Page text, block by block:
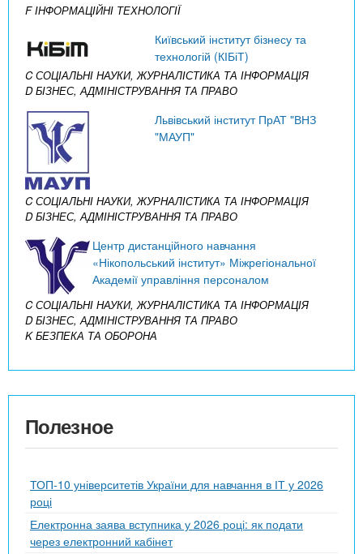
F ІНФОРМАЦІЙНІ ТЕХНОЛОГІЇ
Київський інститут бізнесу та
технологій (КІБіТ)
C СОЦІАЛЬНІ НАУКИ, ЖУРНАЛІСТИКА ТА ІНФОРМАЦІЯ
D БІЗНЕС, АДМІНІСТРУВАННЯ ТА ПРАВО
Львівський інститут ПрАТ "ВНЗ
"МАУП"
C СОЦІАЛЬНІ НАУКИ, ЖУРНАЛІСТИКА ТА ІНФОРМАЦІЯ
D БІЗНЕС, АДМІНІСТРУВАННЯ ТА ПРАВО
Центр дистанційного навчання
«Нікопольський інститут» Міжрегіональної
Академії управління персоналом
C СОЦІАЛЬНІ НАУКИ, ЖУРНАЛІСТИКА ТА ІНФОРМАЦІЯ
D БІЗНЕС, АДМІНІСТРУВАННЯ ТА ПРАВО
K БЕЗПЕКА ТА ОБОРОНА
Полезное
ТОП-10 університетів України для навчання в ІТ у 2026
році
Електронна заява вступника у 2026 році: як подати
через електронний кабінет